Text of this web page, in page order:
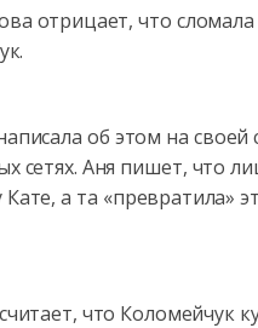
отрицает, что сломала
об этом на своей
сетях. Аня пишет, что
а та «превратила»
что Коломейчук